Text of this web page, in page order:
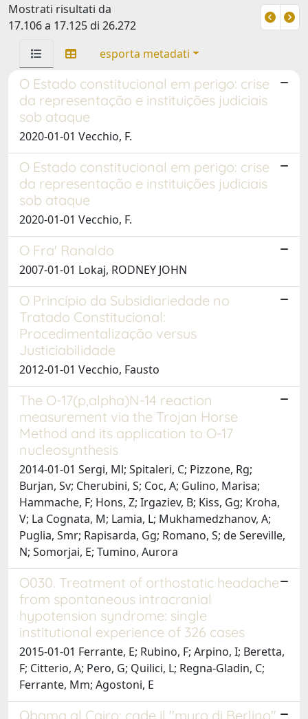
Mostrati risultati da
17.106 a 17.125 di 26.272
esporta metadati
O Estado constitucional em perigo: crise
da representação e instituições judiciais
sob ataque
2020-01-01 Vecchio, F.
O Estado constitucional em perigo: crise
da representação e instituições judiciais
sob ataque
2020-01-01 Vecchio, F.
O Fra' Ranaldo
2007-01-01 Lokaj, RODNEY JOHN
O Princípio da Subsidiariedade no
Tratado Constitucional:
Procedimentalização versus
Justiciabilidade
2012-01-01 Vecchio, Fausto
The O-17(p,alpha)N-14 reaction
measurement via the Trojan Horse
Method and its application to O-17
nucleosynthesis
2014-01-01 Sergi, Ml; Spitaleri, C; Pizzone, Rg;
Burjan, Sv; Cherubini, S; Coc, A; Gulino, Marisa;
Hammache, F; Hons, Z; Irgaziev, B; Kiss, Gg; Kroha,
V; La Cognata, M; Lamia, L; Mukhamedzhanov, A;
Puglia, Smr; Rapisarda, Gg; Romano, S; de Sereville,
N; Somorjai, E; Tumino, Aurora
O030. Treatment of orthostatic headache
from spontaneous intracranial
hypotension syndrome: single
institutional experience of 326 cases
2015-01-01 Ferrante, E; Rubino, F; Arpino, I; Beretta,
F; Citterio, A; Pero, G; Quilici, L; Regna-Gladin, C;
Ferrante, Mm; Agostoni, E
Obama al Cairo: cade il "muro di Berlino"